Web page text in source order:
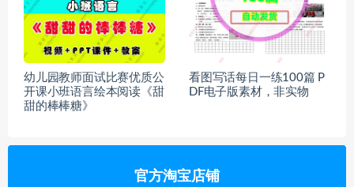
幼儿园教师面试比赛优质公
开课小班语言绘本阅读《甜
甜的棒棒糖》
看图写话每日一练100篇 P
DF电子版素材，非实物
官方淘宝店铺